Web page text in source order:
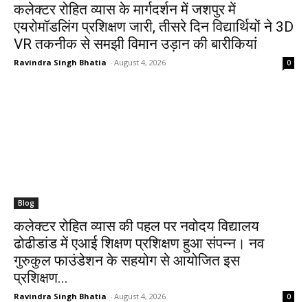
कलेक्टर रोहित व्यास के मार्गदर्शन में जशपुर में
एयरोमॉडलिंग प्रशिक्षण जारी, तीसरे दिन विद्यार्थियों ने 3D
VR तकनीक से समझी विमान उड़ान की बारीकियां
Ravindra Singh Bhatia - August 4, 2026 0
Blog
कलेक्टर रोहित व्यास की पहल पर नवोदय विद्यालय
ढोढीडांड में एआई शिक्षण प्रशिक्षण हुआ संपन्न। नव
गुरुकुल फाउंडेशन के सहयोग से आयोजित इस
प्रशिक्षण...
Ravindra Singh Bhatia - August 4, 2026 0